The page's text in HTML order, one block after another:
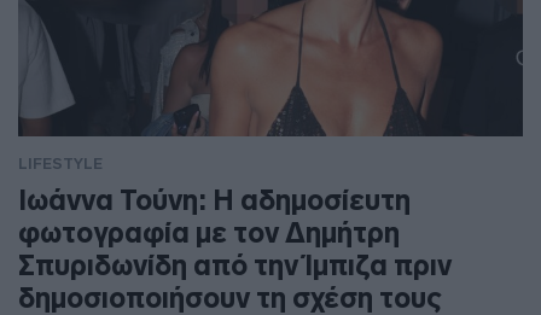
LIFESTYLE
Ιωάννα Τούνη: Η αδημοσίευτη
φωτογραφία με τον Δημήτρη
Σπυριδωνίδη από την Ίμπιζα πριν
δημοσιοποιήσουν τη σχέση τους